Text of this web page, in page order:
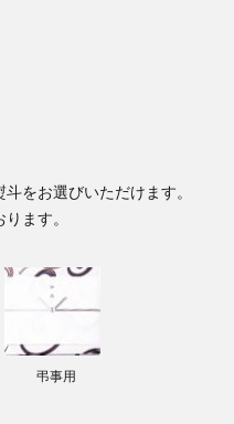
をお選びいただけます。
ます。
弔事用